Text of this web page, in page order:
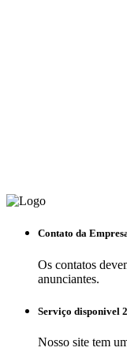
Contato da
Os contatos
anunciantes.
Serviço disponivel
Nosso site tem